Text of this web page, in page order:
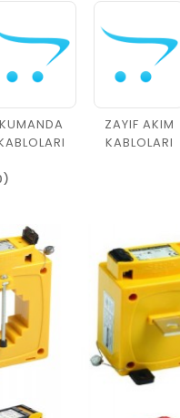
KUMANDA
ZAYIF AKIM
KABLOLARI